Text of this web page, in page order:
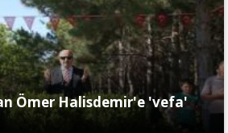
Ömer Halisdemir'e 'vefa'